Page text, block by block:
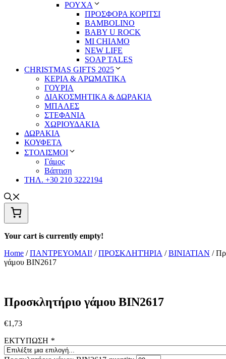
ΡΟΥΧΑ
ΠΡΟΣΦΟΡΑ ΚΟΡΙΤΣΙ
BAMBOLINO
BABY U ROCK
MI CHIAMO
NEW LIFE
SOAP TALES
CHRISTMAS GIFTS 2025
ΚΕΡΙΑ & ΑΡΩΜΑΤΙΚΑ
ΓΟΥΡΙΑ
ΔΙΑΚΟΣΜΗΤΙΚΑ & ΔΩΡΑΚΙΑ
ΜΠΑΛΕΣ
ΣΤΕΦΑΝΙΑ
ΧΩΡΙΟΥΔΑΚΙΑ
ΔΩΡΑΚΙΑ
ΚΟΥΦΕΤΑ
ΣΤΟΛΙΣΜΟΙ
Γάμος
Βάπτιση
ΤΗΛ. +30 210 3222194
Your cart is currently empty!
Home /ΠΑΝΤΡΕΥΟΜΑΙ! /ΠΡΟΣΚΛΗΤΉΡΙΑ /BINIATIAN /
γάμου ΒΙΝ2617
Προσκλητήριο γάμου ΒΙΝ2617
€1,73
ΕΚΤΥΠΩΣΗ *